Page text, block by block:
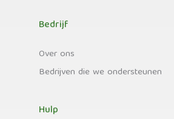
Bedrijf
Over ons
Bedrijven die we ondersteunen
Hulp